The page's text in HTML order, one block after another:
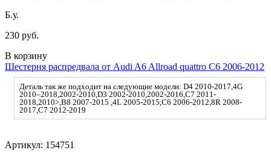
Б.у.
230 руб.
В корзину
Шестерня распредвала от Audi A6 Allroad quattro C6 2006-2012
Деталь так же подходит на следующие модели: D4 2010-2017,4G
2010–2018,2002-2010,D3 2002-2010,2002-2016,C7 2011-
2018,2010>,B8 2007-2015 ,4L 2005-2015,C6 2006-2012,8R 2008-
2017,C7 2012-2019
Артикул: 154751